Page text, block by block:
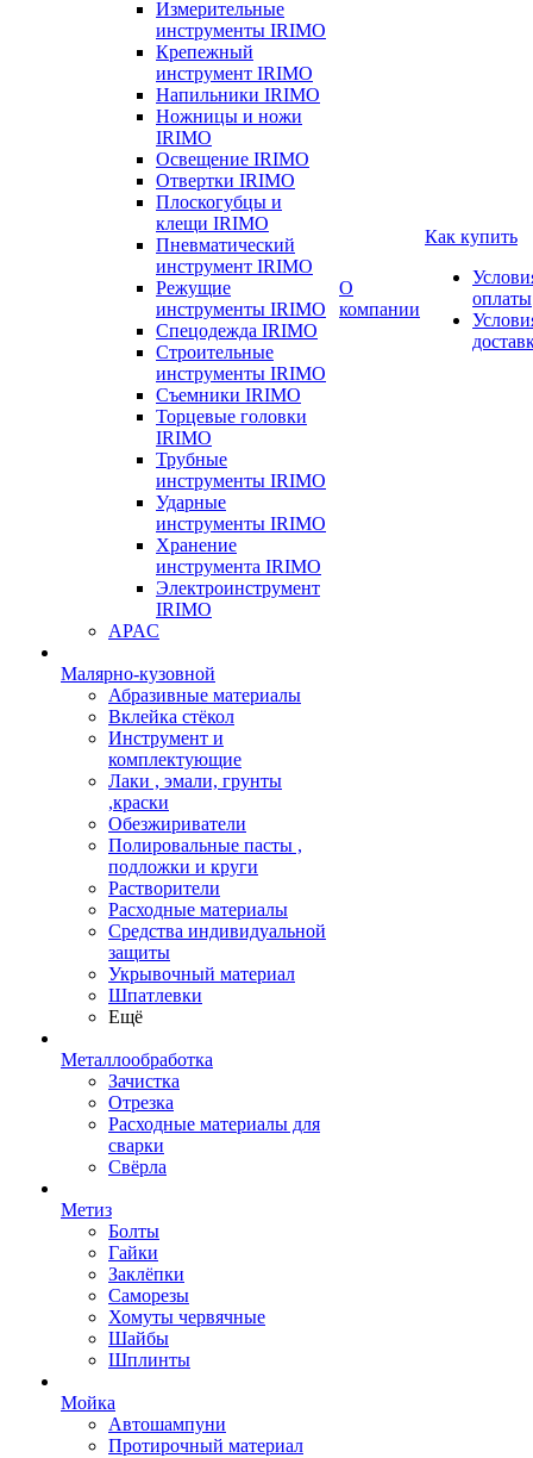
Измерительные
инструменты IRIMO
Крепежный
инструмент IRIMO
Напильники IRIMO
Ножницы и ножи
IRIMO
Освещение IRIMO
Отвертки IRIMO
Плоскогубцы и
клещи IRIMO
Пневматический
инструмент IRIMO
Режущие
инструменты IRIMO
Спецодежда IRIMO
Строительные
инструменты IRIMO
Съемники IRIMO
Торцевые головки
IRIMO
Трубные
инструменты IRIMO
Ударные
инструменты IRIMO
Хранение
инструмента IRIMO
Электроинструмент
IRIMO
APAC
Малярно-кузовной
Абразивные материалы
Вклейка стёкол
Инструмент и
комплектующие
Лаки , эмали, грунты
,краски
Обезжириватели
Полировальные пасты ,
подложки и круги
Растворители
Расходные материалы
Средства индивидуальной
защиты
Укрывочный материал
Шпатлевки
Ещё
Металлообработка
Зачистка
Отрезка
Расходные материалы для
сварки
Свёрла
Метиз
Болты
Гайки
Заклёпки
Саморезы
Хомуты червячные
Шайбы
Шплинты
Мойка
Автошампуни
Протирочный материал
О
компании
Как купить
оплаты